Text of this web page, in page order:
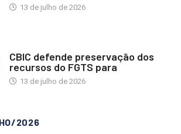
13 de julho de 2026
CBIC defende preservação dos
recursos do FGTS para
13 de julho de 2026
2026